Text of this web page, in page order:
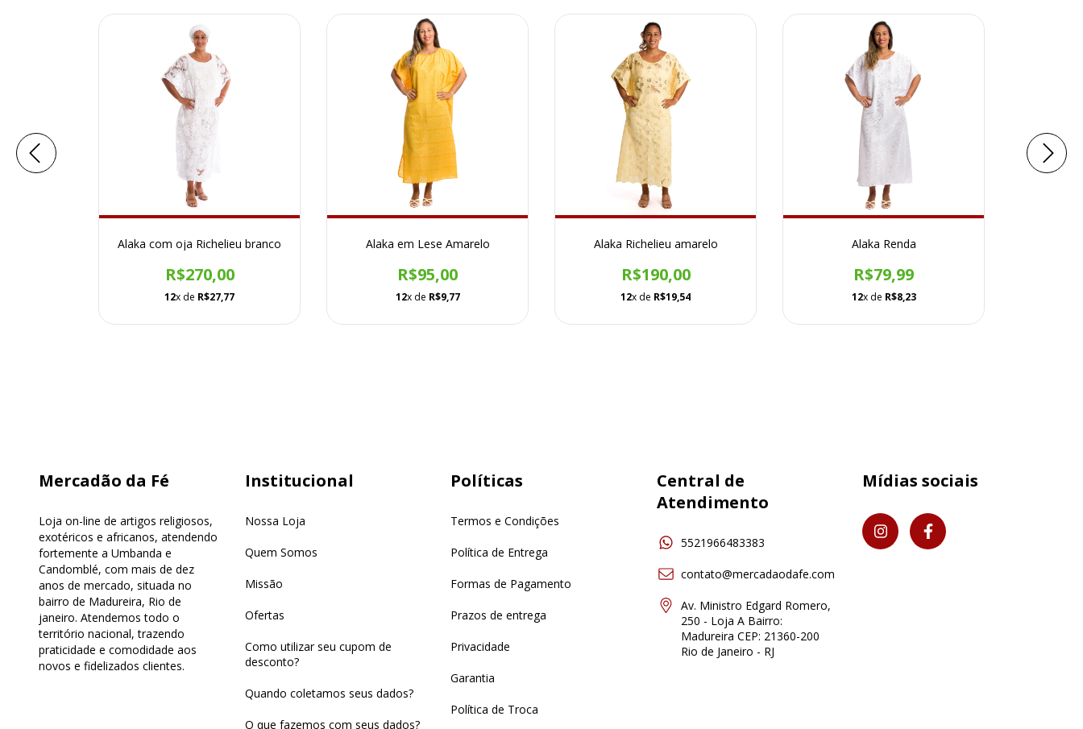
Alaka com oja Richelieu branco
R$270,00
12x de R$27,77
Alaka em Lese Amarelo
R$95,00
12x de R$9,77
Alaka Richelieu amarelo
R$190,00
12x de R$19,54
Alaka Renda
R$79,99
12x de R$8,23
Mercadão da Fé
Loja on-line de artigos religiosos,
exotéricos e africanos, atendendo
fortemente a Umbanda e
Candomblé, com mais de dez
anos de mercado, situada no
bairro de Madureira, Rio de
janeiro. Atendemos todo o
território nacional, trazendo
praticidade e comodidade aos
novos e fidelizados clientes.
Institucional
Nossa Loja
Quem Somos
Missão
Ofertas
Como utilizar seu cupom de
desconto?
Quando coletamos seus dados?
O que fazemos com seus dados?
Políticas
Termos e Condições
Política de Entrega
Formas de Pagamento
Prazos de entrega
Privacidade
Garantia
Política de Troca
Central de
Atendimento
5521966483383
contato@mercadaodafe.com
Av. Ministro Edgard Romero,
250 - Loja A Bairro:
Madureira CEP: 21360-200
Rio de Janeiro - RJ
Mídias sociais